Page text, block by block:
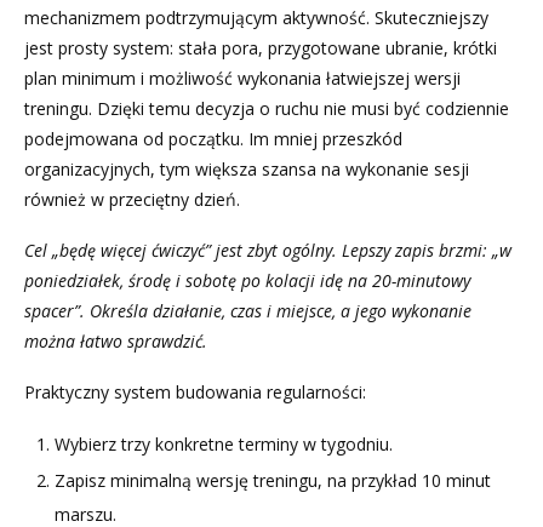
mechanizmem podtrzymującym aktywność. Skuteczniejszy
jest prosty system: stała pora, przygotowane ubranie, krótki
plan minimum i możliwość wykonania łatwiejszej wersji
treningu. Dzięki temu decyzja o ruchu nie musi być codziennie
podejmowana od początku. Im mniej przeszkód
organizacyjnych, tym większa szansa na wykonanie sesji
również w przeciętny dzień.
Cel „będę więcej ćwiczyć” jest zbyt ogólny. Lepszy zapis brzmi: „w
poniedziałek, środę i sobotę po kolacji idę na 20-minutowy
spacer”. Określa działanie, czas i miejsce, a jego wykonanie
można łatwo sprawdzić.
Praktyczny system budowania regularności:
Wybierz trzy konkretne terminy w tygodniu.
Zapisz minimalną wersję treningu, na przykład 10 minut
marszu.